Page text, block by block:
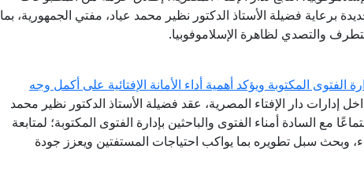
برعاية فضيلة الأستاذ الدكتور نظير محمد عياد، مفتي الجمهورية، بما
والتصدي لظاهرة الإسلاموفوبيا.
الفتوى المكتوبة ويؤكد أهمية أداء الأمانة الإفتائية على أكمل وجه
إدارات دار الإفتاء المصرية، عقد فضيلة الأستاذ الدكتور نظير محمد
مع السادة أمناء الفتوى والباحثين بإدارة الفتوى المكتوبة؛ لمتابعة
وبحث سبل تطويره بما يواكب احتياجات المستفتين ويعزز جودة